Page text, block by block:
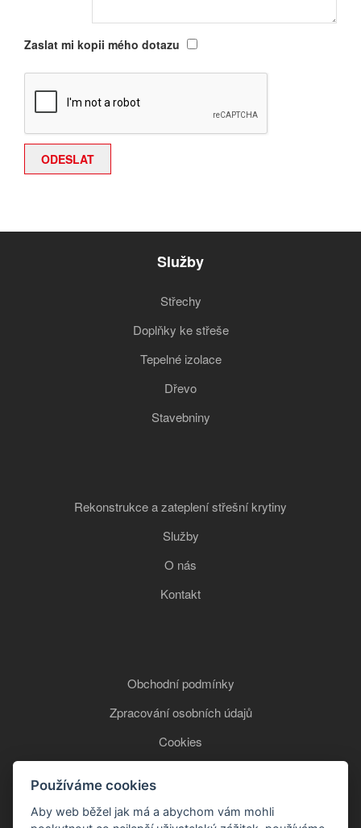
Zaslat mi kopii mého dotazu
Služby
Střechy
Doplňky ke střeše
Tepelné izolace
Dřevo
Stavebniny
Rekonstrukce a zateplení střešní krytiny
Služby
O nás
Kontakt
Obchodní podmínky
Zpracování osobních údajů
Cookies
+420 777 850 465
Používáme cookies
Aby web běžel jak má a abychom vám mohli